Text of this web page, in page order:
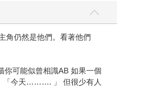
角仍然是他們。看著他們
你可能似曾相識AB 如果一個
「今天………. 」 但很少有人